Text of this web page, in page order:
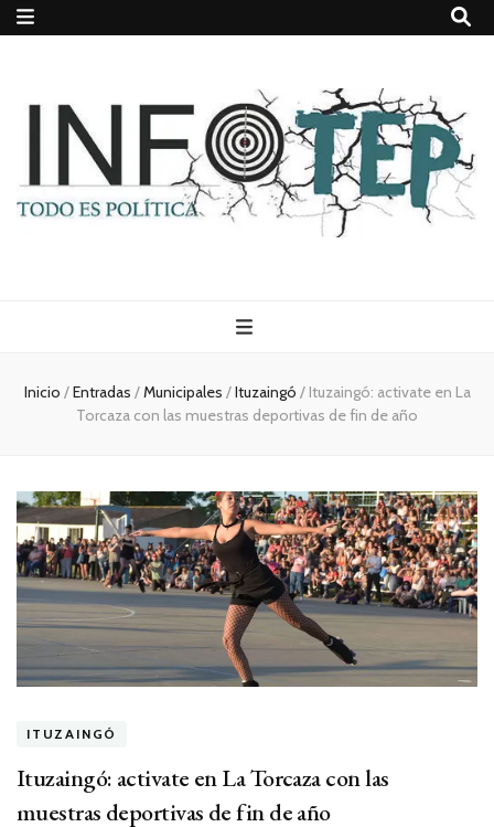
Todo es
(rosca)
política
Inicio /Entradas /Municipales /Ituzaingó / Ituzaingó: activate en La
Torcaza con las muestras deportivas de fin de año
ITUZAINGÓ
Ituzaingó: activate en La Torcaza con las
muestras deportivas de fin de año